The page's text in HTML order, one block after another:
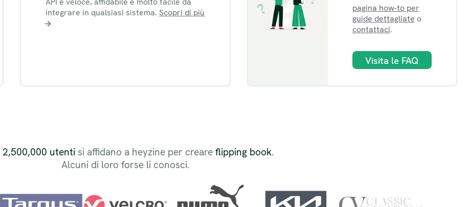
integrare in qualsiasi sistema.Scopri di più
pagina how-to per
guide dettagliate o
contattaci.
Visita le FAQ
2,500,000 utenti si affidano a heyzine per creare flipping book.
Alcuni di loro forse li conosci.